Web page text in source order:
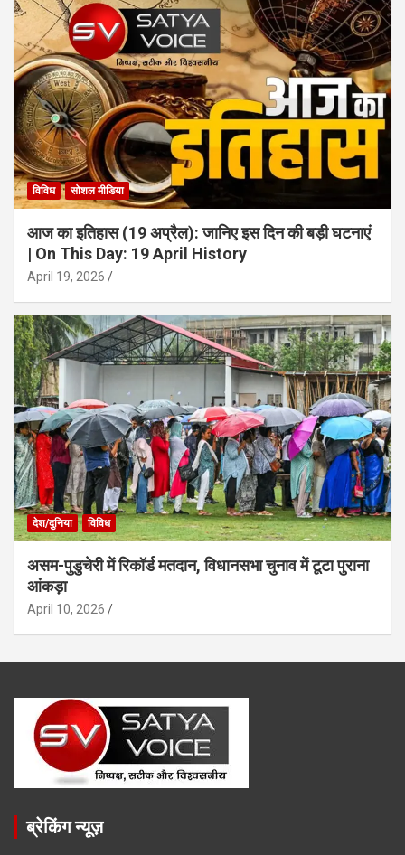
विविध सोशल मीडिया
आज का इतिहास (19 अप्रैल): जानिए इस दिन की बड़ी घटनाएं
| On This Day: 19 April History
April 19, 2026
देश/दुनिया विविध
असम-पुडुचेरी में रिकॉर्ड मतदान, विधानसभा चुनाव में टूटा पुराना
आंकड़ा
April 10, 2026
ब्रेकिंग न्यूज़